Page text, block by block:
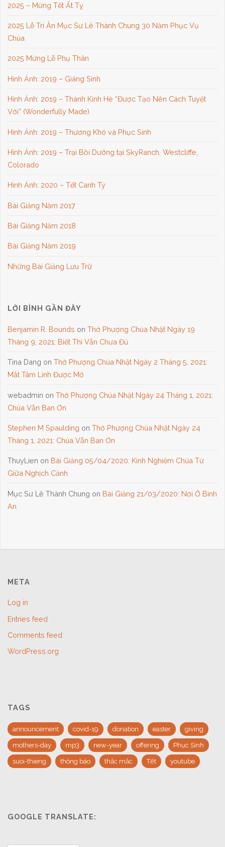
2025 – Mừng Tết Ất Tỵ
2025 Lễ Tri Ân Mục Sư Lê Thành Chung 30 Năm Phục Vụ
Chúa
2025 Mừng Lễ Phụ Thân
Hình Ảnh: 2019 – Giáng Sinh
Hình Ảnh: 2019 – Thánh Kinh Hè “Được Tạo Nên Cách Tuyệt
Vời” (Wonderfully Made)
Hình Ảnh: 2019 – Thương Khó và Phục Sinh
Hình Ảnh: 2019 – Trại Bồi Dưỡng tại SkyRanch, Westcliffe,
Colorado
Hình Ảnh: 2020 – Tết Canh Tý
Bài Giảng Năm 2017
Bài Giảng Năm 2018
Bài Giảng Năm 2019
Những Bài Giảng Lưu Trữ
LỜI BÌNH GẦN ĐÂY
Benjamin R. Bounds onThờ Phượng Chúa Nhật Ngày 19
Tháng 9, 2021: Biết Thì Vẫn Chưa Đủ
Tina Dang onThờ Phượng Chúa Nhật Ngày 2 Tháng 5, 2021:
Mắt Tâm Linh Được Mở
webadmin onThờ Phượng Chúa Nhật Ngày 24 Tháng 1, 2021:
Chúa Vẫn Ban Ơn
Stephen M Spaulding onThờ Phượng Chúa Nhật Ngày 24
Tháng 1, 2021: Chúa Vẫn Ban Ơn
ThuyLien on Bài Giảng 05/04/2020: Kinh Nghiệm Chúa Từ
Giữa Nghịch Cảnh
Mục Sư Lê Thành Chung on Bài Giảng 21/03/2020: Nơi Ở Bình
An
META
Log in
Entries feed
Comments feed
WordPress.org
TAGS
announcement covid-19 donation easter giving
mothers-day mp3 new-year offering Phục Sinh
suoi-thieng thông báo thắc mắc Tết youtube
GOOGLE TRANSLATE: